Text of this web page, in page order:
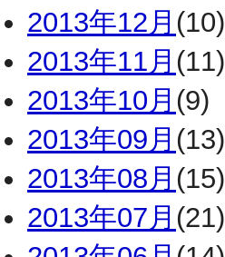
2013年12月 (10)
2013年11月 (11)
2013年10月 (9)
2013年09月 (13)
2013年08月 (15)
2013年07月 (21)